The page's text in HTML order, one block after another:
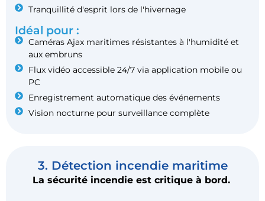
Tranquillité d'esprit lors de l'hivernage
Idéal pour :
Caméras Ajax maritimes résistantes à l'humidité et
aux embruns
Flux vidéo accessible 24/7 via application mobile ou
PC
Enregistrement automatique des événements
Vision nocturne pour surveillance complète
3. Détection incendie maritime
La sécurité incendie est critique à bord.